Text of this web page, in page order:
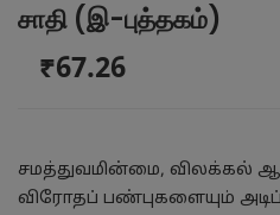
சாதி (இ-புத்தகம்)
₹67.26
சமத்துவமின்மை, விலக்கல்
விரோதப் பண்புகளையும்